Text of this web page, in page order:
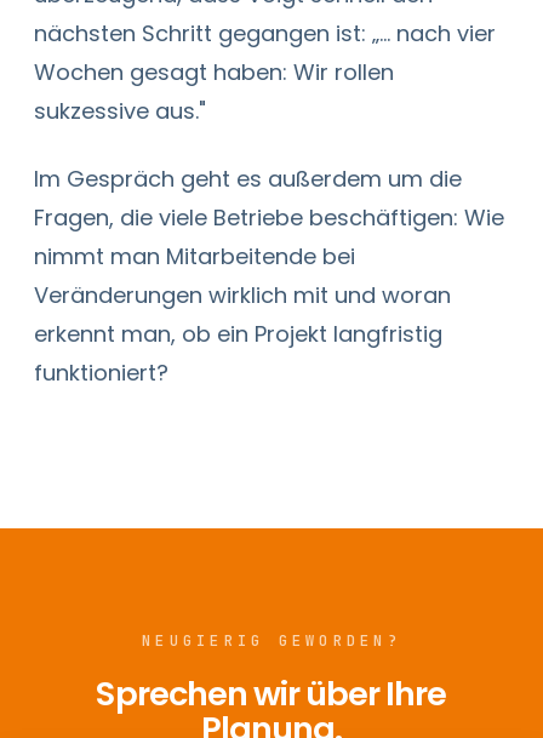
nächsten Schritt gegangen ist: „… nach vier
Wochen gesagt haben: Wir rollen
sukzessive aus."
Im Gespräch geht es außerdem um die
Fragen, die viele Betriebe beschäftigen: Wie
nimmt man Mitarbeitende bei
Veränderungen wirklich mit und woran
erkennt man, ob ein Projekt langfristig
funktioniert?
NEUGIERIG GEWORDEN?
Sprechen wir über Ihre